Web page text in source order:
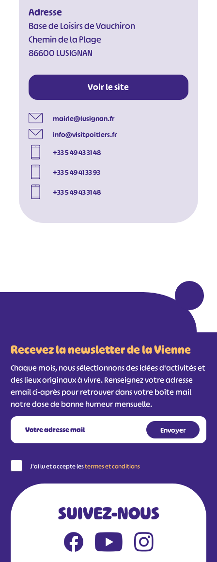
Adresse
Base de Loisirs de Vauchiron
Chemin de la Plage
86600 LUSIGNAN
Voir le site
mairie@lusignan.fr
info@visitpoitiers.fr
+33 5 49 43 31 48
+33 5 49 41 33 93
+33 5 49 43 31 48
Recevez la newsletter de la Vienne
Chaque mois, nous sélectionnons des idées d'activités et
des lieux originaux à vivre. Renseignez votre adresse
email ci-après pour retrouver dans votre boîte mail
notre dose de bonne humeur mensuelle.
J'ai lu et accepte lestermes et conditions
SUIVEZ-NOUS